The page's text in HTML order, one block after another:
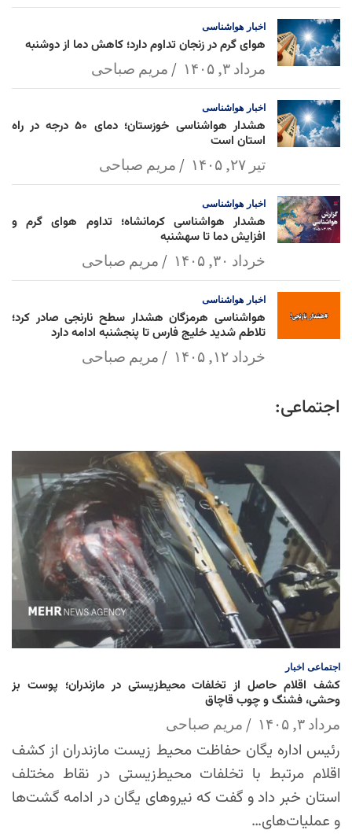
p
k
l
اخبار هواشناسی
هوای گرم در زنجان تداوم دارد؛ کاهش دما از دوشنبه
مرداد ۳, ۱۴۰۵ مریم صباحی
اخبار هواشناسی
هشدار هواشناسی خوزستان؛ دمای ۵۰ درجه در راه
استان است
تیر ۲۷, ۱۴۰۵ مریم صباحی
اخبار هواشناسی
هشدار هواشناسی کرمانشاه؛ تداوم هوای گرم و
افزایش دما تا سهشنبه
خرداد ۳۰, ۱۴۰۵ مریم صباحی
اخبار هواشناسی
هواشناسی هرمزگان هشدار سطح نارنجی صادر کرد؛
تلاطم شدید خلیج فارس تا پنجشنبه ادامه دارد
خرداد ۱۲, ۱۴۰۵ مریم صباحی
اجتماعی:
اجتماعی اخبار
کشف اقلام حاصل از تخلفات محیط‌زیستی در مازندران؛ پوست بز
وحشی، فشنگ و چوب قاچاق
مرداد ۳, ۱۴۰۵ مریم صباحی
رئیس اداره یگان حفاظت محیط زیست مازندران از کشف
اقلام مرتبط با تخلفات محیط‌زیستی در نقاط مختلف
استان خبر داد و گفت که نیروهای یگان در ادامه گشت‌ها
و عملیات‌های…